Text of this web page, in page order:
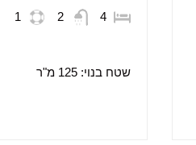
4
2
1
שטח בנוי:125 מ"ר